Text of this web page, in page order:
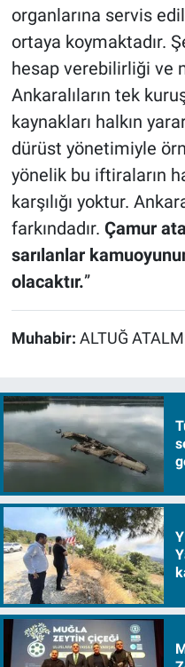
organlarına servis
ortaya koymaktadır.
hesap verebilirliği ve
Ankaralıların tek
kaynakları halkın
dürüst yönetimiyle
yönelik bu iftiraların
karşılığı yoktur.
farkındadır. Çamur
sarılanlar
olacaktır.”
Muhabir: ALTUĞ